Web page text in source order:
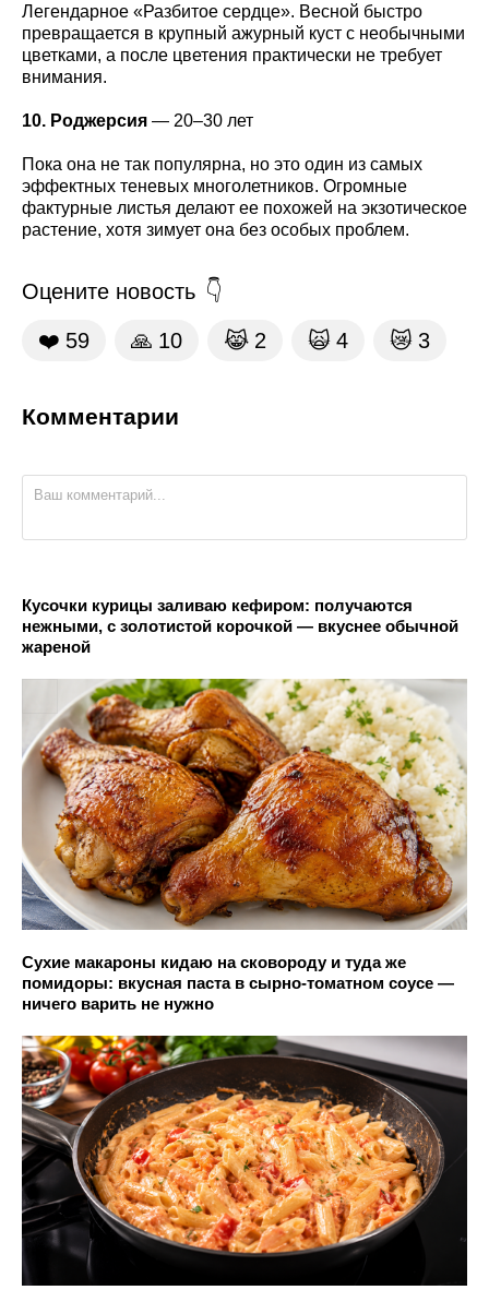
Легендарное «Разбитое сердце». Весной быстро
превращается в крупный ажурный куст с необычными
цветками, а после цветения практически не требует
внимания.
10. Роджерсия — 20–30 лет
Пока она не так популярна, но это один из самых
эффектных теневых многолетников. Огромные
фактурные листья делают ее похожей на экзотическое
растение, хотя зимует она без особых проблем.
Оцените новость
❤️ 59 🙏 10 😹 2 🙀 4 😿 3
Комментарии
Кусочки курицы заливаю кефиром: получаются
нежными, с золотистой корочкой — вкуснее обычной
жареной
Сухие макароны кидаю на сковороду и туда же
помидоры: вкусная паста в сырно-томатном соусе —
ничего варить не нужно